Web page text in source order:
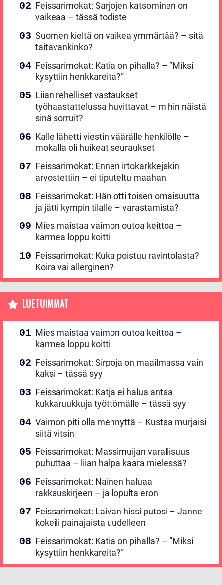
Feissarimokat: Sarjojen katsominen on
vaikeaa – tässä todiste
Suomen kieltä on vaikea ymmärtää? – sitä
taitavankinko?
Feissarimokat: Katia on pihalla? – ”Miksi
kysyttiin henkkareita?”
Liian rehelliset vastaukset
työhaastattelussa huvittavat – mihin näistä
sinä sorruit?
Kalle lähetti viestin väärälle henkilölle –
mokalla oli huikeat seuraukset
Feissarimokat: Ennen irtokarkkejakin
arvostettiin – ei tiputeltu maahan
Feissarimokat: Hän otti toisen omaisuutta
ja jätti kympin tilalle – varastamista?
Mies maistaa vaimon outoa keittoa –
karmea loppu koitti
Feissarimokat: Kuka poistuu ravintolasta?
Koira vai allerginen?
LUETUIMMAT
Mies maistaa vaimon outoa keittoa –
karmea loppu koitti
Feissarimokat: Sirpoja on maailmassa vain
kaksi – tässä syy
Feissarimokat: Katja ei halua antaa
kukkaruukkuja työttömälle – tässä syy
Vaimon piti olla mennyttä – Kustaa murjaisi
siitä vitsin
Feissarimokat: Massimuijan varallisuus
puhuttaa – liian halpa kaara mielessä?
Feissarimokat: Nainen haluaa
rakkauskirjeen – ja lopulta eron
Feissarimokat: Laivan hissi putosi – Janne
kokeili painajaista uudelleen
Feissarimokat: Katia on pihalla? – ”Miksi
kysyttiin henkkareita?”